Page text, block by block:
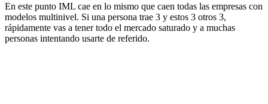
En este punto IML cae en lo mismo que caen todas las empresas con
modelos multinivel. Si una persona trae 3 y estos 3 otros 3,
rápidamente vas a tener todo el mercado saturado y a muchas
personas intentando usarte de referido.